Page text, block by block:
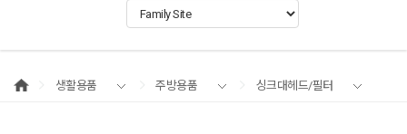
생활용품 주방용품 싱크대헤드/필터